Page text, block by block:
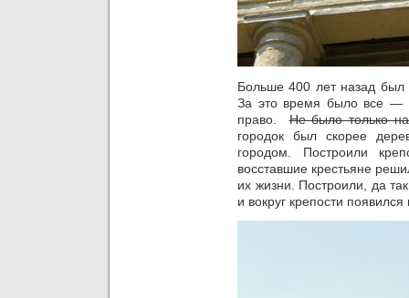
Больше 400 лет назад был
За это время было все —
право.Не было только
городок был скорее
городом. Построили
восставшие крестьяне
их жизни. Построили, да
и вокруг крепости появился